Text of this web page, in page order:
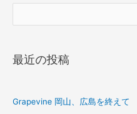
最近の投稿
Grapevine 岡山、広島を終えて